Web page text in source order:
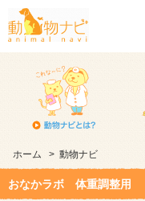
ホーム > 動物ナビ
おなかラボ 体重調整用